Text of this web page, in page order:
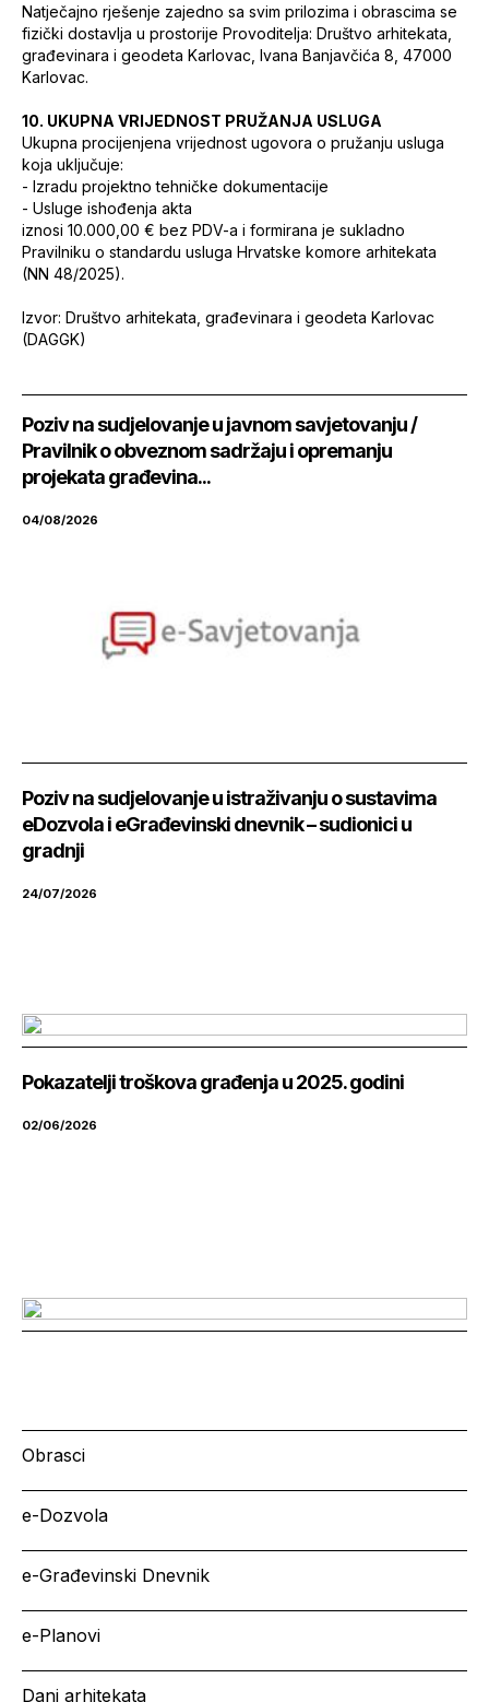
Natječajno rješenje zajedno sa svim prilozima i obrascima se
fizički dostavlja u prostorije Provoditelja: Društvo arhitekata,
građevinara i geodeta Karlovac, Ivana Banjavčića 8, 47000
Karlovac.
10. UKUPNA VRIJEDNOST PRUŽANJA USLUGA
Ukupna procijenjena vrijednost ugovora o pružanju usluga
koja uključuje:
- Izradu projektno tehničke dokumentacije
- Usluge ishođenja akta
iznosi 10.000,00 € bez PDV-a i formirana je sukladno
Pravilniku o standardu usluga Hrvatske komore arhitekata
(NN 48/2025).
Izvor: Društvo arhitekata, građevinara i geodeta Karlovac
(DAGGK)
Poziv na sudjelovanje u javnom savjetovanju /
Pravilnik o obveznom sadržaju i opremanju
projekata građevina...
04/08/2026
Poziv na sudjelovanje u istraživanju o sustavima
eDozvola i eGrađevinski dnevnik – sudionici u
gradnji
24/07/2026
Pokazatelji troškova građenja u 2025. godini
02/06/2026
Obrasci
e-Dozvola
e-Građevinski Dnevnik
e-Planovi
Dani arhitekata